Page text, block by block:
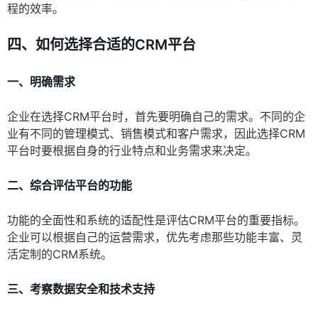
程的效率。
四、如何选择合适的CRM平台
一、明确需求
企业在选择CRM平台时，首先要明确自己的需求。不同的企
业有不同的管理模式、销售模式和客户需求，因此选择CRM
平台时要根据自身的行业特点和业务需求来决定。
二、综合评估平台的功能
功能的全面性和系统的适配性是评估CRM平台的重要指标。
企业可以根据自己的运营需求，优先考虑那些功能丰富、灵
活定制的CRM系统。
三、考察数据安全和技术支持